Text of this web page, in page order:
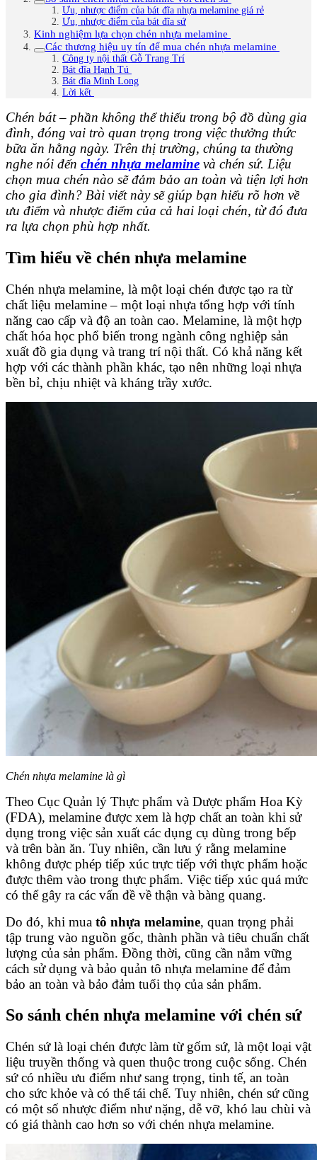
Ưu, nhược điểm của bát đĩa nhựa melamine giá rẻ
Ưu, nhược điểm của bát đĩa sứ
Kinh nghiệm lựa chọn chén nhựa melamine
Các thương hiệu uy tín để mua chén nhựa melamine
Công ty nội thất Gỗ Trang Trí
Bát đĩa Hạnh Tú
Bát đĩa Minh Long
Lời kết
Chén bát – phần không thể thiếu trong bộ đồ dùng gia
đình, đóng vai trò quan trọng trong việc thưởng thức
bữa ăn hằng ngày. Trên thị trường, chúng ta thường
nghe nói đến chén nhựa melamine và chén sứ. Liệu
chọn mua chén nào sẽ đảm bảo an toàn và tiện lợi hơn
cho gia đình? Bài viết này sẽ giúp bạn hiểu rõ hơn về
ưu điểm và nhược điểm của cả hai loại chén, từ đó đưa
ra lựa chọn phù hợp nhất.
Tìm hiểu về chén nhựa melamine
Chén nhựa melamine, là một loại chén được tạo ra từ
chất liệu melamine – một loại nhựa tổng hợp với tính
năng cao cấp và độ an toàn cao. Melamine, là một hợp
chất hóa học phổ biến trong ngành công nghiệp sản
xuất đồ gia dụng và trang trí nội thất. Có khả năng kết
hợp với các thành phần khác, tạo nên những loại nhựa
bền bỉ, chịu nhiệt và kháng trầy xước.
Chén nhựa melamine là gì
Theo Cục Quản lý Thực phẩm và Dược phẩm Hoa Kỳ
(FDA), melamine được xem là hợp chất an toàn khi sử
dụng trong việc sản xuất các dụng cụ dùng trong bếp
và trên bàn ăn. Tuy nhiên, cần lưu ý rằng melamine
không được phép tiếp xúc trực tiếp với thực phẩm hoặc
được thêm vào trong thực phẩm. Việc tiếp xúc quá mức
có thể gây ra các vấn đề về thận và bàng quang.
Do đó, khi mua tô nhựa melamine, quan trọng phải
tập trung vào nguồn gốc, thành phần và tiêu chuẩn chất
lượng của sản phẩm. Đồng thời, cũng cần nắm vững
cách sử dụng và bảo quản tô nhựa melamine để đảm
bảo an toàn và bảo đảm tuổi thọ của sản phẩm.
So sánh chén nhựa melamine với chén sứ
Chén sứ là loại chén được làm từ gốm sứ, là một loại vật
liệu truyền thống và quen thuộc trong cuộc sống. Chén
sứ có nhiều ưu điểm như sang trọng, tinh tế, an toàn
cho sức khỏe và có thể tái chế. Tuy nhiên, chén sứ cũng
có một số nhược điểm như nặng, dễ vỡ, khó lau chùi và
có giá thành cao hơn so với chén nhựa melamine.